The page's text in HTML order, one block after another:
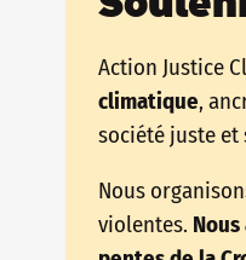
Action Justice
climatique,
société juste et
Nous
violentes.